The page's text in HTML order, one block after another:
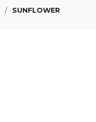
SUNFLOWER